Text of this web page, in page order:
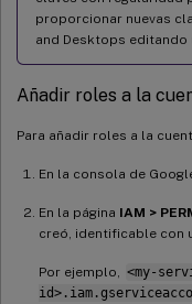
proporcionar nuevas
and Desktops editando
Añadir roles a la
Para añadir roles a la
En la consola de
En la página IAM >
creó, identificable con
Por ejemplo,
<my-